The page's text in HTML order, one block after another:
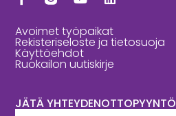
Avoimet työpaikat
Rekisteriseloste ja tietosuoja
Käyttöehdot
Ruokailon uutiskirje
JÄTÄ YHTEYDENOTTOPYYNTÖ